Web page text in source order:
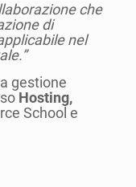
che
di
nel
gestione
Hosting,
School e